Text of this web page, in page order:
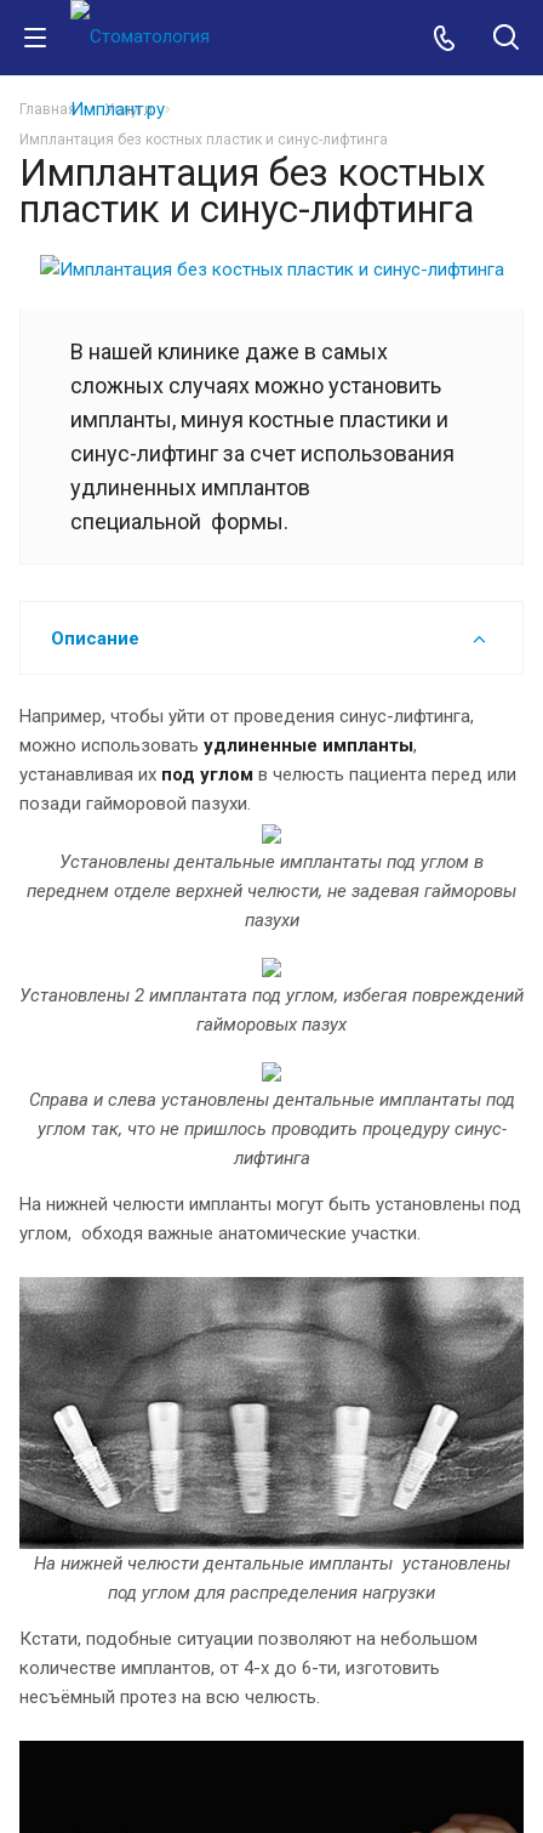
Главная
Услуги
Имплантация без костных пластик и синус-лифтинга
Имплантация без костных
пластик и синус-лифтинга
В нашей клинике даже в самых
сложных случаях можно установить
импланты, минуя костные пластики и
синус-лифтинг за счет использования
удлиненных имплантов
специальной формы.
Описание
Например, чтобы уйти от проведения синус-лифтинга,
можно использовать удлиненные импланты,
устанавливая их под углом в челюсть пациента перед или
позади гайморовой пазухи.
Установлены дентальные имплантаты под углом в
переднем отделе верхней челюсти, не задевая гайморовы
пазухи
Установлены 2 имплантата под углом, избегая повреждений
гайморовых пазух
Справа и слева установлены дентальные имплантаты под
углом так, что не пришлось проводить процедуру синус-
лифтинга
На нижней челюсти импланты могут быть установлены под
углом, обходя важные анатомические участки.
На нижней челюсти дентальные импланты установлены
под углом для распределения нагрузки
Кстати, подобные ситуации позволяют на небольшом
количестве имплантов, от 4-х до 6-ти, изготовить
несъёмный протез на всю челюсть.